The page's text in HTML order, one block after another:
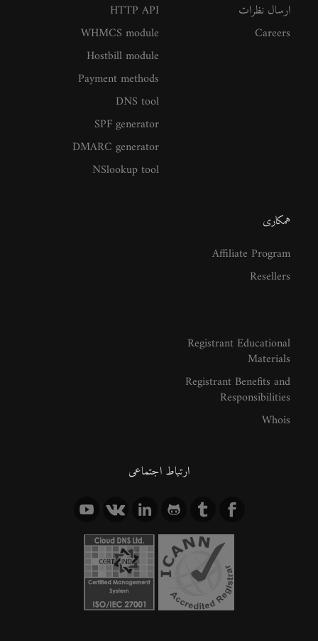
ارسال نظرات
Careers
HTTP API
WHMCS module
Hostbill module
Payment methods
DNS tool
SPF generator
DMARC generator
NSlookup tool
همکاری
Affiliate Program
Resellers
Registrant Educational
Materials
Registrant Benefits and
Responsibilities
Whois
ارتباط اجتماعی